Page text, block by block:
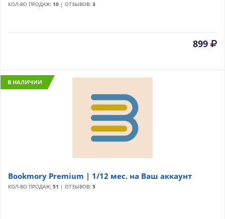
КОЛ-ВО ПРОДАЖ: 10 | ОТЗЫВОВ: 3
899
В НАЛИЧИИ
Bookmory Premium | 1/12 мес. на Ваш аккаунт
КОЛ-ВО ПРОДАЖ: 51 | ОТЗЫВОВ: 5